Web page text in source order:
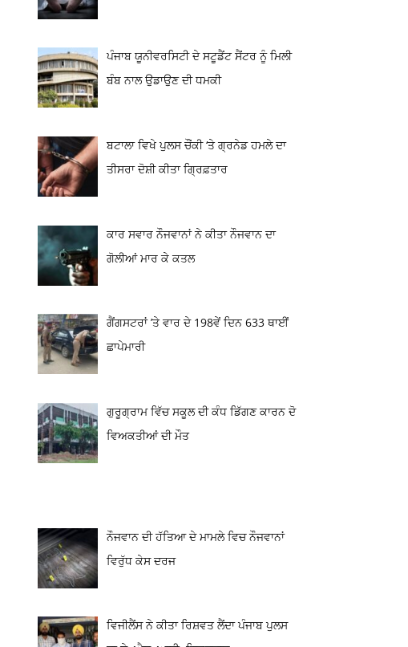
ਪੰਜਾਬ ਯੂਨੀਵਰਸਿਟੀ ਦੇ ਸਟੂਡੈਂਟ ਸੈਂਟਰ ਨੂੰ ਮਿਲੀ
ਬੰਬ ਨਾਲ ਉਡਾਉਣ ਦੀ ਧਮਕੀ
ਬਟਾਲਾ ਵਿਖੇ ਪੁਲਸ ਚੌਂਕੀ ‘ਤੇ ਗ੍ਰਨੇਡ ਹਮਲੇ ਦਾ
ਤੀਸਰਾ ਦੋਸ਼ੀ ਕੀਤਾ ਗ੍ਰਿਫ਼ਤਾਰ
ਕਾਰ ਸਵਾਰ ਨੌਜਵਾਨਾਂ ਨੇ ਕੀਤਾ ਨੌਜਵਾਨ ਦਾ
ਗੋਲੀਆਂ ਮਾਰ ਕੇ ਕਤਲ
ਗੈਂਗਸਟਰਾਂ ’ਤੇ ਵਾਰ ਦੇ 198ਵੇਂ ਦਿਨ 633 ਥਾਈਂ
ਛਾਪੇਮਾਰੀ
ਗੁਰੂਗ੍ਰਾਮ ਵਿੱਚ ਸਕੂਲ ਦੀ ਕੰਧ ਡਿੱਗਣ ਕਾਰਨ ਦੋ
ਵਿਅਕਤੀਆਂ ਦੀ ਮੌਤ
ਨੌਜਵਾਨ ਦੀ ਹੱਤਿਆ ਦੇ ਮਾਮਲੇ ਵਿਚ ਨੌਜਵਾਨਾਂ
ਵਿਰੁੱਧ ਕੇਸ ਦਰਜ
ਵਿਜੀਲੈਂਸ ਨੇ ਕੀਤਾ ਰਿਸ਼ਵਤ ਲੈਂਦਾ ਪੰਜਾਬ ਪੁਲਸ